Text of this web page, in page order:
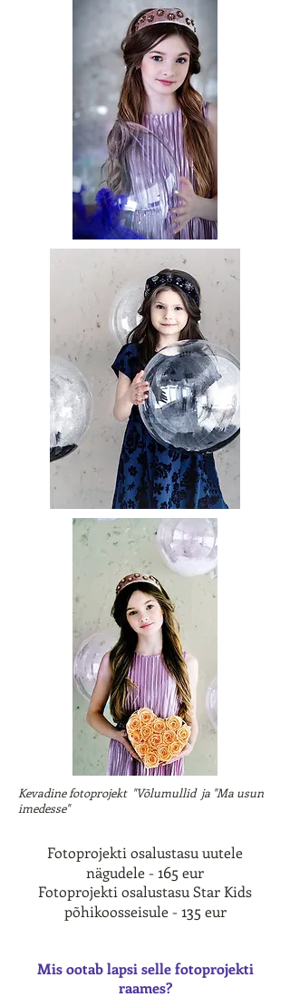
Kevadine fotoprojekt "Võlumullid ja "Ma usun
imedesse"
Fotoprojekti osalustasu uutele
nägudele - 165 eur
Fotoprojekti osalustasu Star Kids
põhikoosseisule - 135 eur
Mis ootab lapsi selle fotoprojekti
raames?